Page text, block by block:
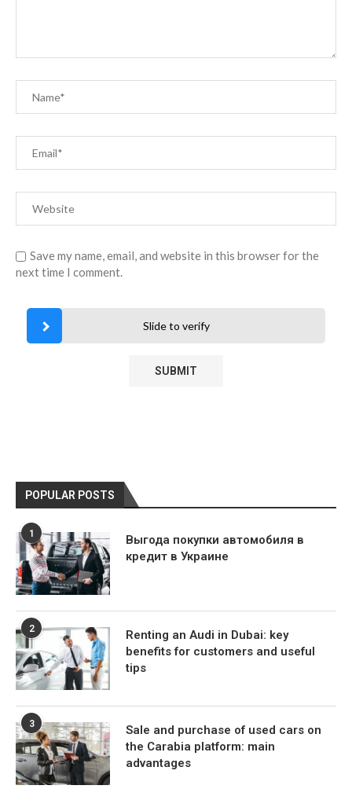
Save my name, email, and website in this browser for the
next time I comment.
Slide to verify
POPULAR POSTS
1
Выгода покупки автомобиля в
кредит в Украине
2
Renting an Audi in Dubai: key
benefits for customers and useful
tips
3
Sale and purchase of used cars on
the Carabia platform: main
advantages